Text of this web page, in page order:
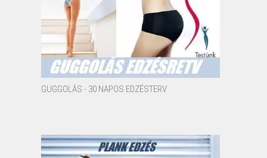
GUGGOLÁS - 30 NAPOS EDZÉSTERV